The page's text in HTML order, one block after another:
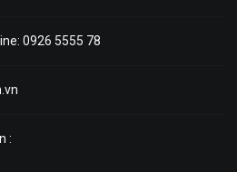
0926 5555 78
: